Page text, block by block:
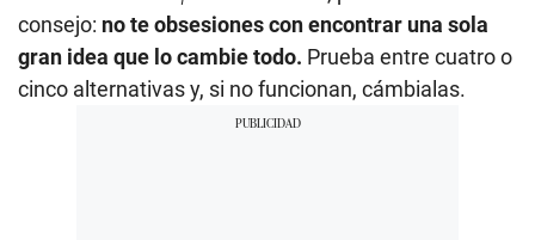
consejo: no te obsesiones con encontrar una sola
gran idea que lo cambie todo. Prueba entre cuatro o
cinco alternativas y, si no funcionan, cámbialas.